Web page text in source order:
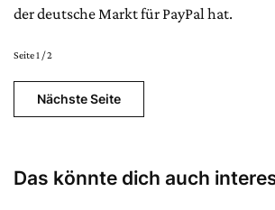
der deutsche Markt für PayPal hat.
Seite 1 / 2
Nächste Seite
Das könnte dich auch